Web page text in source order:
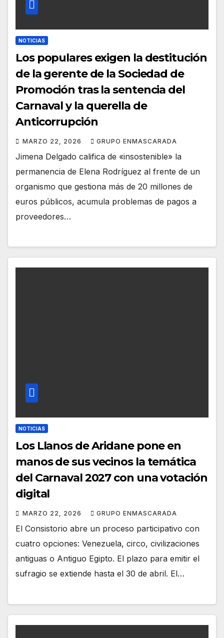
NOTICIAS
Los populares exigen la destitución
de la gerente de la Sociedad de
Promoción tras la sentencia del
Carnaval y la querella de
Anticorrupción
MARZO 22, 2026 GRUPO ENMASCARADA
Jimena Delgado califica de «insostenible» la
permanencia de Elena Rodríguez al frente de un
organismo que gestiona más de 20 millones de
euros públicos, acumula problemas de pagos a
proveedores…
NOTICIAS
Los Llanos de Aridane pone en
manos de sus vecinos la temática
del Carnaval 2027 con una votación
digital
MARZO 22, 2026 GRUPO ENMASCARADA
El Consistorio abre un proceso participativo con
cuatro opciones: Venezuela, circo, civilizaciones
antiguas o Antiguo Egipto. El plazo para emitir el
sufragio se extiende hasta el 30 de abril. El…